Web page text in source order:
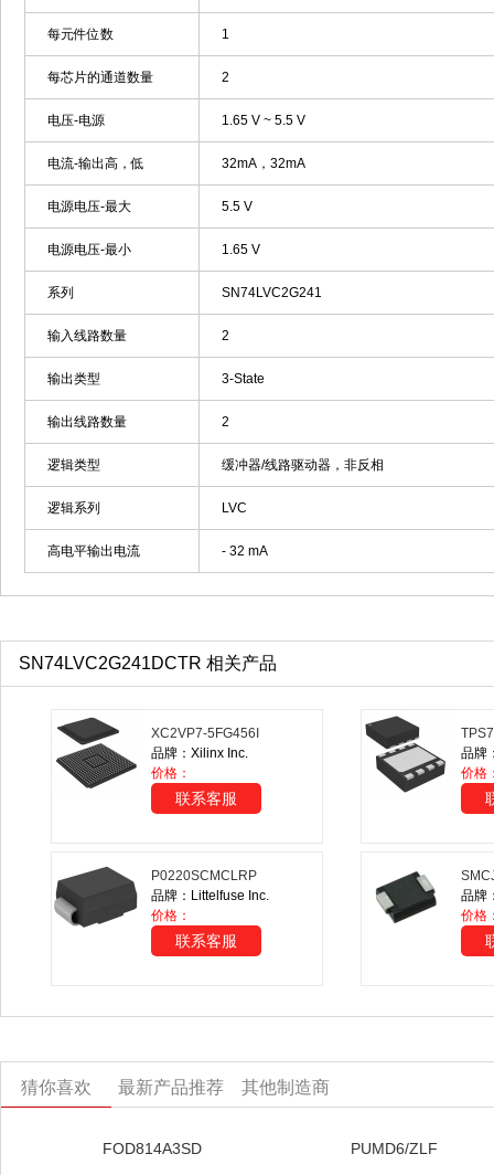
每元件位数 1
每芯片的通道数量 2
电压-电源 1.65 V ~ 5.5 V
电流-输出高，低 32mA，32mA
电源电压-最大 5.5 V
电源电压-最小 1.65 V
系列 SN74LVC2G241
输入线路数量 2
输出类型 3-State
输出线路数量 2
逻辑类型 缓冲器/线路驱动器，非反相
逻辑系列 LVC
高电平输出电流 - 32 mA
SN74LVC2G241DCTR 相关产品
XC2VP7-5FG456I
品牌：Xilinx Inc.
价格：
联系客服
品牌
价格
P0220SCMCLRP
品牌：Littelfuse Inc.
价格：
联系客服
品牌
价格
猜你喜欢 最新产品推荐 其他制造商
FOD814A3SD PUMD6/ZLF